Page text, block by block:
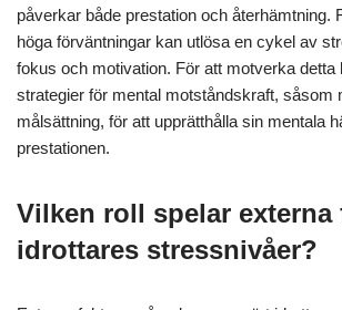
påverkar både prestation och återhämtning.
höga förväntningar kan utlösa en cykel av
fokus och motivation. För att motverka detta
strategier för mental motståndskraft, såsom
målsättning, för att upprätthålla sin mentala
prestationen.
Vilken roll spelar externa
idrottares stressnivåer?